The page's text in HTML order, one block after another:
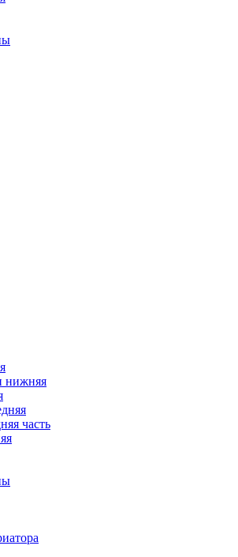
нижняя
часть